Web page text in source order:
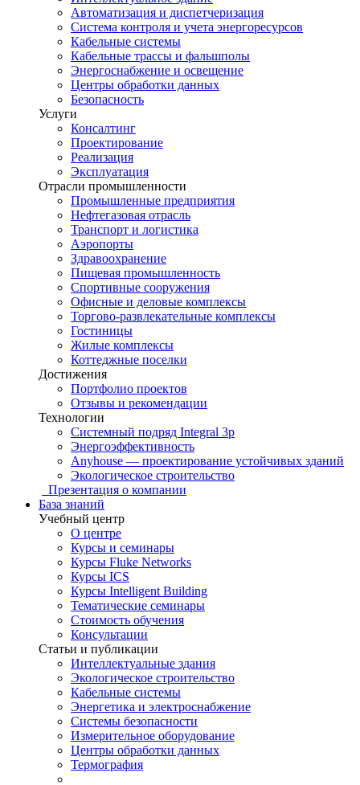
Автоматизация и диспетчеризация
Система контроля и учета энергоресурсов
Кабельные системы
Кабельные трассы и фальшполы
Энергоснабжение и освещение
Центры обработки данных
Безопасность
Услуги
Консалтинг
Проектирование
Реализация
Эксплуатация
Отрасли промышленности
Промышленные предприятия
Нефтегазовая отрасль
Транспорт и логистика
Аэропорты
Здравоохранение
Пищевая промышленность
Спортивные сооружения
Офисные и деловые комплексы
Торгово-развлекательные комплексы
Гостиницы
Жилые комплексы
Коттеджные поселки
Достижения
Портфолио проектов
Отзывы и рекомендации
Технологии
Системный подряд Integral 3p
Энергоэффективность
Anyhouse — проектирование устойчивых зданий
Экологическое строительство
Презентация о компании
База знаний
Учебный центр
О центре
Курсы и семинары
Курсы Fluke Networks
Курсы ICS
Курсы Intelligent Building
Тематические семинары
Стоимость обучения
Консультации
Статьи и публикации
Интеллектуальные здания
Экологическое строительство
Кабельные системы
Энергетика и электроснабжение
Системы безопасности
Измерительное оборудование
Центры обработки данных
Термография